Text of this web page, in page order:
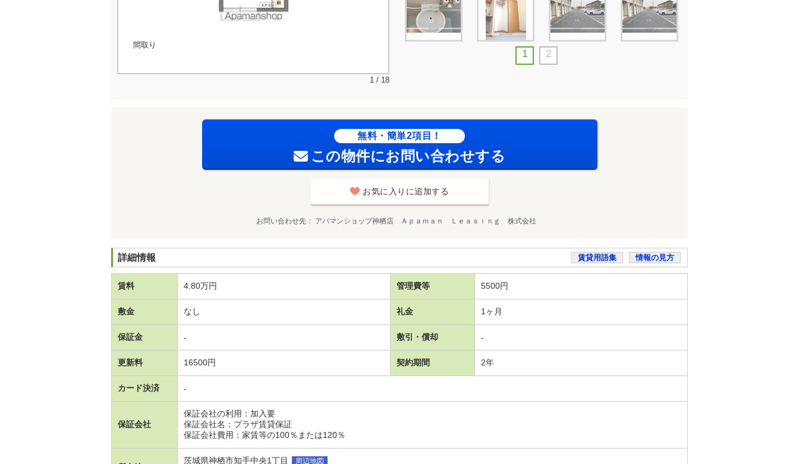
間取り
1 / 18
1 2
無料・簡単2項目！
この物件にお問い合わせする
お気に入りに追加する
お問い合わせ先 アパマンショップ神栖店 Ａｐａｍａｎ Ｌｅａｓｉｎｇ 株式会社
詳細情報 賃貸用語集 情報の見方
賃料 4.80万円 管理費等 5500円
敷金 なし 礼金 1ヶ月
保証金 - 敷引・償却 -
更新料 16500円 契約期間 2年
カード決済 -
保証会社
保証会社の利用：加入要
保証会社名：プラザ賃貸保証
保証会社費用：家賃等の100％または120％
茨城県神栖市知手中央1丁目
周辺地図